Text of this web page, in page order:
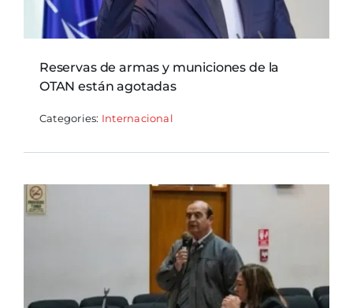
Reservas de armas y municiones de la
OTAN están agotadas
Categories: Internacional